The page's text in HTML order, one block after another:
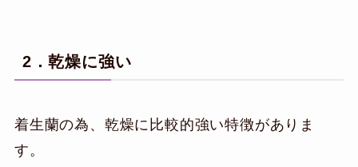
2．乾燥に強い
着生蘭の為、乾燥に比較的強い特徴がありま
す。